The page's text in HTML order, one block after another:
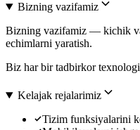
Bizning vazifamiz
Bizning vazifamiz — kichik va
echimlarni yaratish.
Biz har bir tadbirkor
Kelajak rejalarimiz
Tizim funksiyalarini